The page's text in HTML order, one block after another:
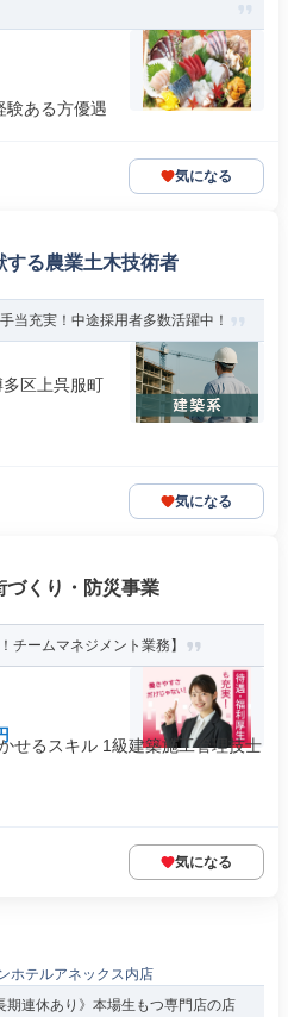
験ある方優遇
気になる
する農業土木技術者
当充実！中途採用者多数活躍中！
区上呉服町
気になる
づくり・防災事業
チームマネジメント業務】
せるスキル 1級建築施工管理技士
気になる
ホテルアネックス内店
期連休あり》本場生もつ専門店の店